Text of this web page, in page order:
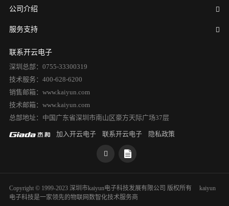
公司介绍
服务支持
联系开云电子
深圳总部：0755-33300319
技术服务：400-628-6200
销售邮箱：www.kaiyun.com
技术邮箱：www.kaiyun.com
总部地址：中国广东省深圳市南山区豪方天际广场37层
加入开云电子 联系开云电子 隐私政策
Copyright © 1999-2023 深圳市kaiyun电子科技发展有限公司 版权所有
kaiyun
电子科技是一家领先的物联网数智化技术服务商